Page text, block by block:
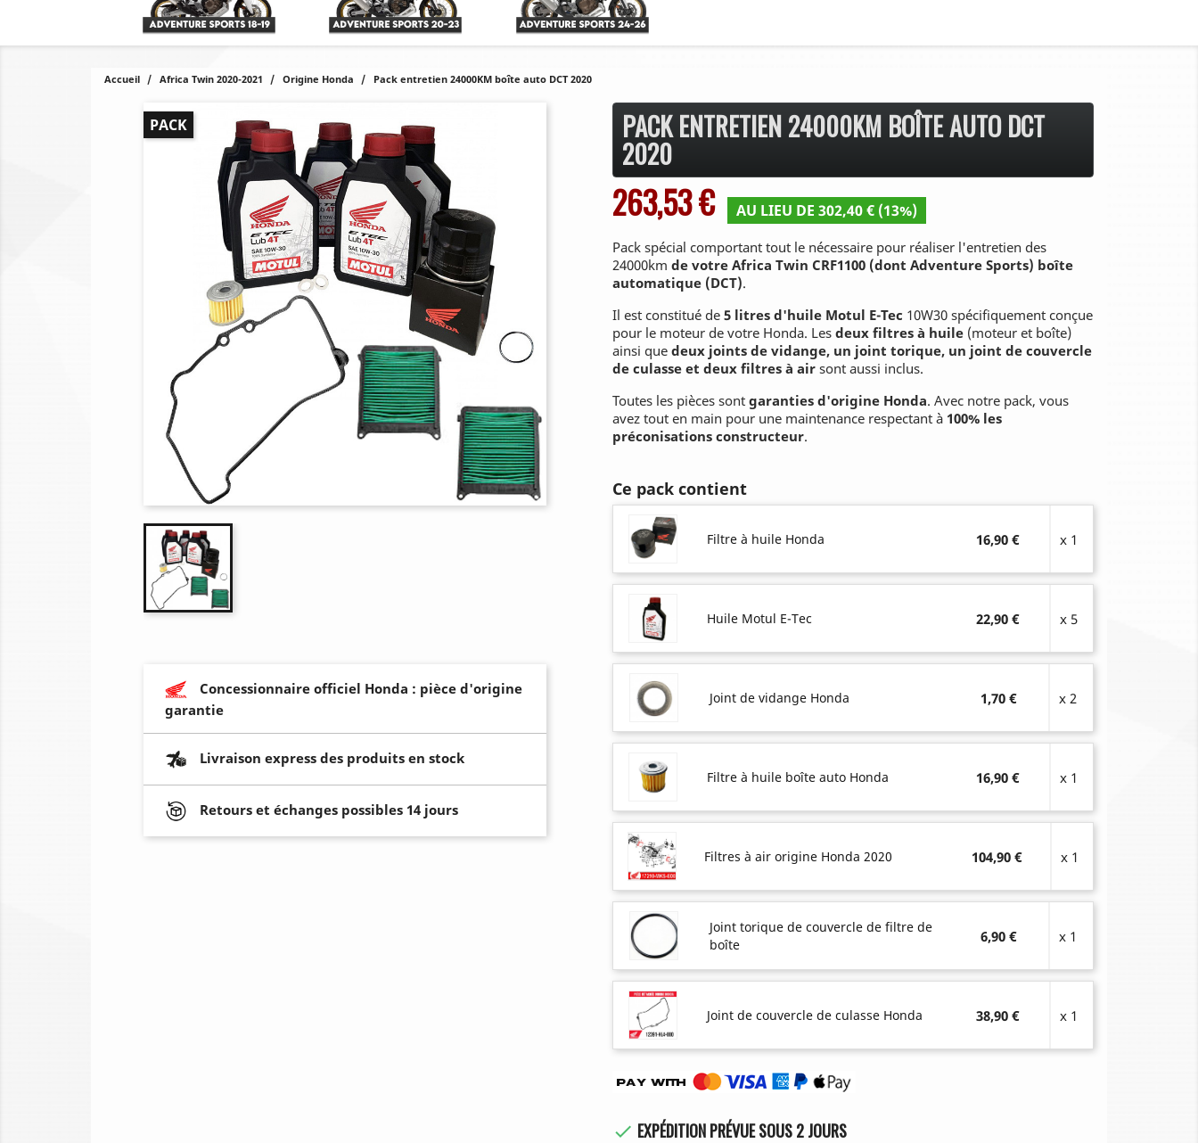
Accueil Africa Twin 2020-2021 Origine Honda Pack entretien 24000KM boîte auto DCT 2020
PACK
Concessionnaire officiel Honda : pièce d'origine
garantie
Livraison express des produits en stock
Retours et échanges possibles 14 jours
PACK ENTRETIEN 24000KM BOÎTE AUTO DCT
2020
263,53 € AU LIEU DE 302,40 € (13%)
Pack spécial comportant tout le nécessaire pour réaliser l'entretien des
24000km de votre Africa Twin CRF1100 (dont Adventure Sports) boîte
automatique (DCT).
Il est constitué de 5 litres d'huile Motul E-Tec 10W30 spécifiquement conçue
pour le moteur de votre Honda. Les deux filtres à huile (moteur et boîte)
ainsi que deux joints de vidange, un joint torique, un joint de couvercle
de culasse et deux filtres à air sont aussi inclus.
Toutes les pièces sont garanties d'origine Honda. Avec notre pack, vous
avez tout en main pour une maintenance respectant à 100% les
préconisations constructeur.
Ce pack contient
Filtre à huile Honda 16,90 € x 1
Huile Motul E-Tec 22,90 € x 5
Joint de vidange Honda 1,70 € x 2
Filtre à huile boîte auto Honda 16,90 € x 1
Filtres à air origine Honda 2020 104,90 € x 1
Joint torique de couvercle de filtre de
boîte
6,90 € x 1
Joint de couvercle de culasse Honda 38,90 € x 1
 EXPÉDITION PRÉVUE SOUS 2 JOURS